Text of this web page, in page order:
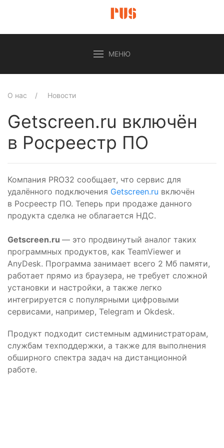
МЕНЮ
О нас Новости
Getscreen.ru включён
в Росреестр ПО
Компания PRO32 сообщает, что сервис для
удалённого подключения Getscreen.ru включён
в Росреестр ПО. Теперь при продаже данного
продукта сделка не облагается НДС.
Getscreen.ru — это продвинутый аналог таких
программных продуктов, как TeamViewer и
AnyDesk. Программа занимает всего 2 Мб памяти,
работает прямо из браузера, не требует сложной
установки и настройки, а также легко
интегрируется с популярными цифровыми
сервисами, например, Telegram и Okdesk.
Продукт подходит системным администраторам,
службам техподдержки, а также для выполнения
обширного спектра задач на дистанционной
работе.